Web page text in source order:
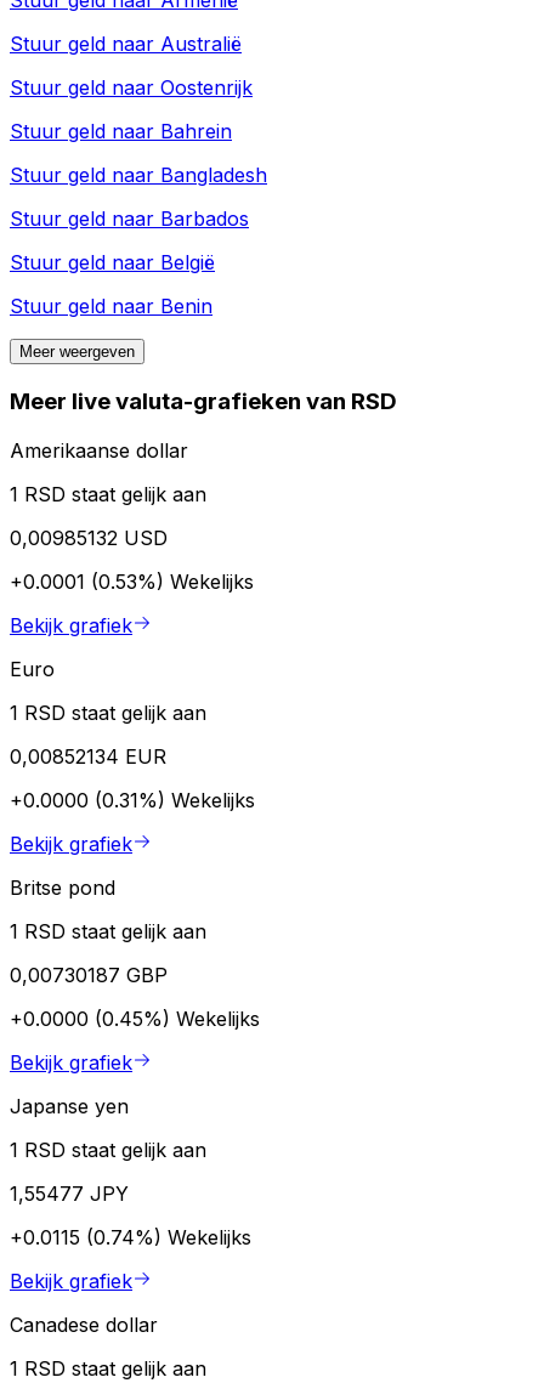
Stuur geld naar Australië
Stuur geld naar Oostenrijk
Stuur geld naar Bahrein
Stuur geld naar Bangladesh
Stuur geld naar Barbados
Stuur geld naar België
Stuur geld naar Benin
Meer weergeven
Meer live valuta-grafieken van RSD
Amerikaanse dollar
1 RSD staat gelijk aan
0,00985132 USD
+0.0001 (0.53%) Wekelijks
Bekijk grafiek
Euro
1 RSD staat gelijk aan
0,00852134 EUR
+0.0000 (0.31%) Wekelijks
Bekijk grafiek
Britse pond
1 RSD staat gelijk aan
0,00730187 GBP
+0.0000 (0.45%) Wekelijks
Bekijk grafiek
Japanse yen
1 RSD staat gelijk aan
1,55477 JPY
+0.0115 (0.74%) Wekelijks
Bekijk grafiek
Canadese dollar
1 RSD staat gelijk aan